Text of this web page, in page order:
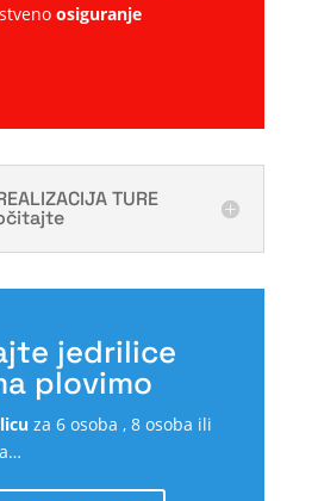
osiguranje
TURE
jedrilice
plovimo
za 6 osoba , 8 osoba ili